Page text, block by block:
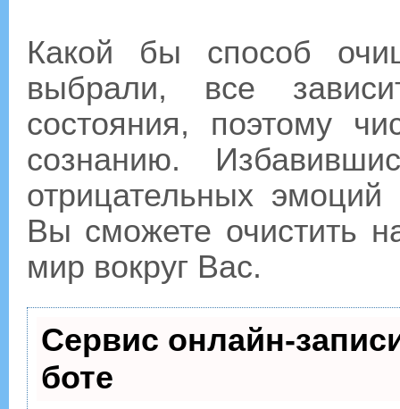
Какой бы способ
выбрали, все
состояния, поэтому
сознанию.
отрицательных
Вы сможете очистить
мир вокруг Вас.
Сервис онлайн-
боте